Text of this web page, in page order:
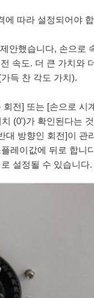
에 따라 설정되어야
안했습니다, 손으로
속도. 더 큰 가치와
득 찬 각도 가치).
전] 또는 [손으로
(0')가 확인된다는
방향인 회전]이
레이값에 뒤로 합
설정될 수 있습니